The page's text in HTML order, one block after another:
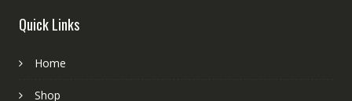
Quick Links
Home
Shop